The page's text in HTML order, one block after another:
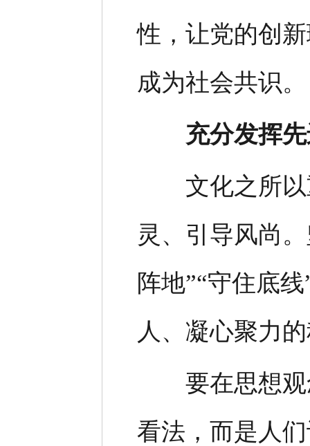
性，让党的创
成为社会共识。
充分发挥先
文化之所以
灵、引导风尚
阵地”“守住底
人、凝心聚力
要在思想观
看法，而是人